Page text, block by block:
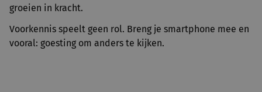
groeien in kracht.
Voorkennis speelt geen rol. Breng je smartphone mee en
vooral: goesting om anders te kijken.